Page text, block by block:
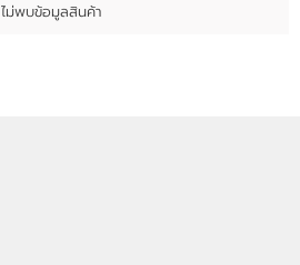
ไม่พบข้อมูลสินค้า